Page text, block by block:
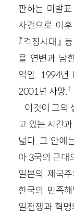
판하는 미발표
사건으로 이
『격정시대』
을 연변과 남
역임. 1994년
2001년 사망.1
이것이 그의
고 있는 시간
넓다. 그 안에
아 3국의 근대
일본의 제국
한국의 민족
일전쟁과 혁